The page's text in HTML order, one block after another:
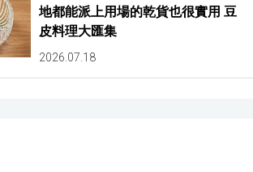
地都能派上用場的乾貨也很實用 豆
皮料理大匯集
2026.07.18